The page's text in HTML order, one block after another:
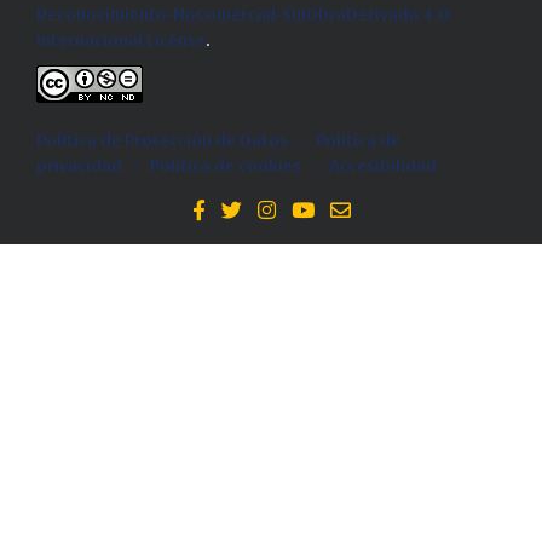
Reconocimiento-NoComercial-SinObraDerivada 4.0
Internacional License.
Política de Protección de Datos - Politica de
privacidad
- Política de cookies - Accesibilidad